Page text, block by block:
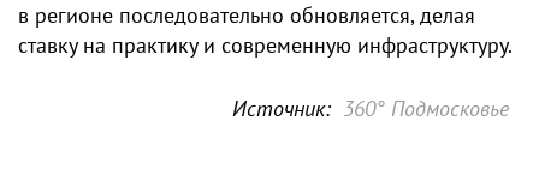
в регионе последовательно обновляется, делая
ставку на практику и современную инфраструктуру.
Источник: 360° Подмосковье